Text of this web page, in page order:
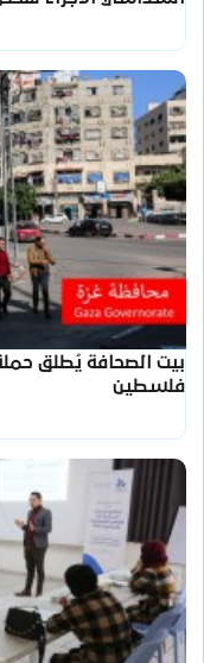
بيت الصحافة يُطلق
فلسطين